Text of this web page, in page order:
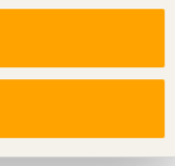
samt